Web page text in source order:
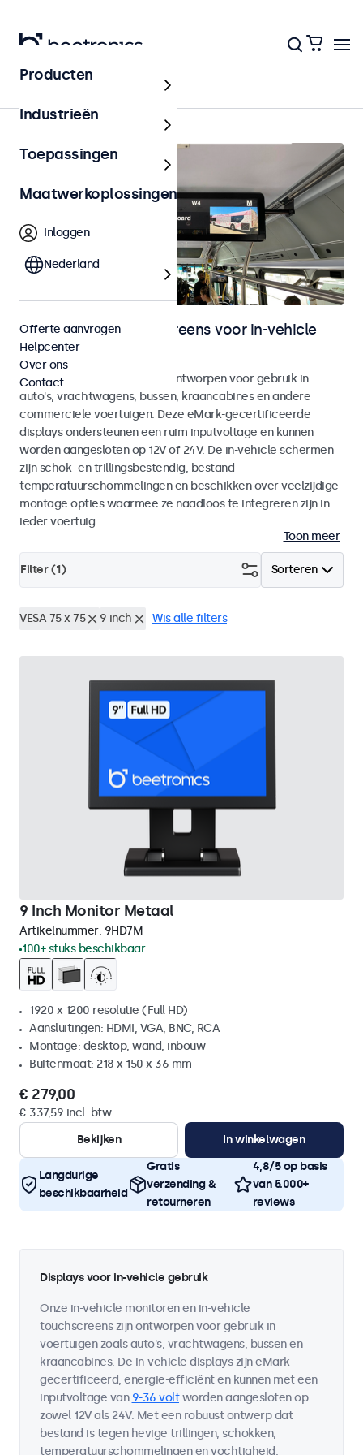
Home
Monitoren en touchscreens voor in-vehicle
gebruik
Monitoren en touchscreens ontworpen voor gebruik in
auto's, vrachtwagens, bussen, kraancabines en andere
commerciele voertuigen. Deze eMark-gecertificeerde
displays ondersteunen een ruim inputvoltage en kunnen
worden aangesloten op 12V of 24V. De in-vehicle schermen
zijn schok- en trillingsbestendig, bestand
temperatuurschommelingen en beschikken over veelzijdige
montage opties waarmee ze naadloos te integreren zijn in
ieder voertuig.
Toon meer
Sorteren
Filter (1)
VESA 75 x 75 9 inch Wis alle filters
9 Inch Monitor Metaal
Artikelnummer: 9HD7M
100+ stuks beschikbaar
1920 x 1200 resolutie (Full HD)
Aansluitingen: HDMI, VGA, BNC, RCA
Montage: desktop, wand, inbouw
Buitenmaat: 218 x 150 x 36 mm
€ 279,00
€ 337,59 incl. btw
Bekijken
In winkelwagen
Langdurige
beschikbaarheid
Gratis
verzending &
retourneren
4,8/5 op basis
van 5.000+
reviews
Displays voor in-vehicle gebruik
Onze in-vehicle monitoren en in-vehicle
touchscreens zijn ontworpen voor gebruik in
voertuigen zoals auto's, vrachtwagens, bussen en
kraancabines. De in-vehicle displays zijn eMark-
gecertificeerd, energie-efficiënt en kunnen met een
inputvoltage van 9-36 voltworden aangesloten op
zowel 12V als 24V. Met een robuust ontwerp dat
bestand is tegen hevige trillingen, schokken,
temperatuurschommelingen en vochtigheid,
Producten
Industrieën
Toepassingen
Maatwerkoplossingen
Inloggen
Nederland
Offerte aanvragen
Helpcenter
Over ons
Contact